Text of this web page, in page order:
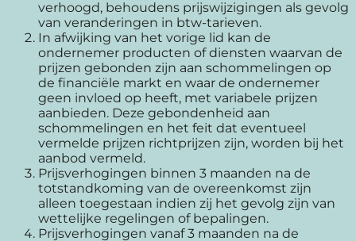
verhoogd, behoudens prijswijzigingen als gevolg
van veranderingen in btw-tarieven.
In afwijking van het vorige lid kan de
ondernemer producten of diensten waarvan de
prijzen gebonden zijn aan schommelingen op
de financiële markt en waar de ondernemer
geen invloed op heeft, met variabele prijzen
aanbieden. Deze gebondenheid aan
schommelingen en het feit dat eventueel
vermelde prijzen richtprijzen zijn, worden bij het
aanbod vermeld.
Prijsverhogingen binnen 3 maanden na de
totstandkoming van de overeenkomst zijn
alleen toegestaan indien zij het gevolg zijn van
wettelijke regelingen of bepalingen.
Prijsverhogingen vanaf 3 maanden na de